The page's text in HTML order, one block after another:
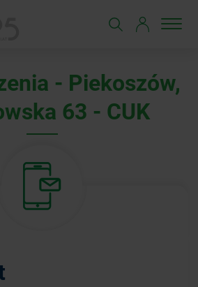
- Piekoszów,
63 - CUK